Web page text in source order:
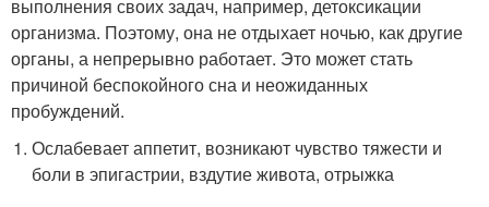
выполнения своих задач, например, детоксикации
организма. Поэтому, она не отдыхает ночью, как другие
органы, а непрерывно работает. Это может стать
причиной беспокойного сна и неожиданных
пробуждений.
Ослабевает аппетит, возникают чувство тяжести и
боли в эпигастрии, вздутие живота, отрыжка